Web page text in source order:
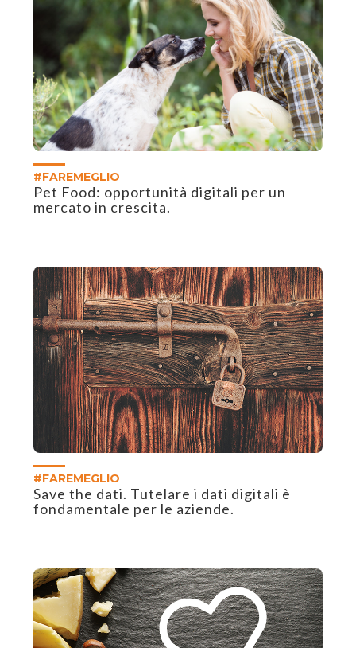
#FAREMEGLIO
Pet Food: opportunità digitali per un
mercato in crescita.
#FAREMEGLIO
Save the dati. Tutelare i dati digitali è
fondamentale per le aziende.